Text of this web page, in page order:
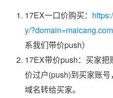
17EX一口价购买：
y/
系我们带价push）
17EX带价push：买家
价过户(push)到买家账
域名转给买家。